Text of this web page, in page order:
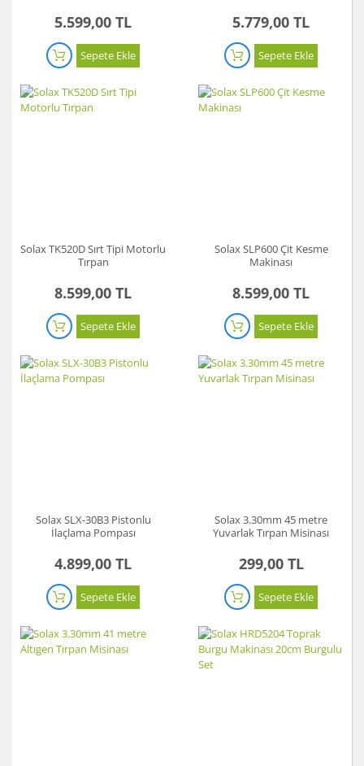
5.599,00 TL
Sepete Ekle
5.779,00 TL
Sepete Ekle
Solax TK520D Sırt Tipi Motorlu
Tırpan
8.599,00 TL
Sepete Ekle
Solax SLP600 Çit Kesme
Makinası
8.599,00 TL
Sepete Ekle
Solax SLX-30B3 Pistonlu
İlaçlama Pompası
4.899,00 TL
Sepete Ekle
Solax 3.30mm 45 metre
Yuvarlak Tırpan Misinası
299,00 TL
Sepete Ekle